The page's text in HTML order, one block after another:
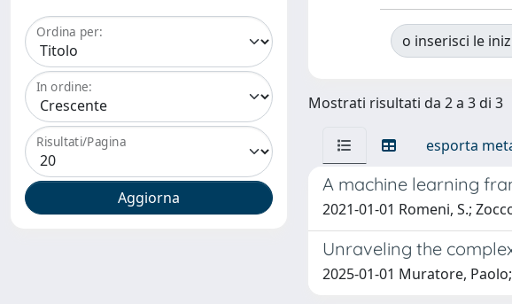
Ordina per:
In ordine:
Risultati/Pagina
o inserisci le
Mostrati risultati da 2 a 3 di 3
esporta
A machine learning
2021-01-01 Romeni, S.;
Unraveling the
2025-01-01 Muratore,